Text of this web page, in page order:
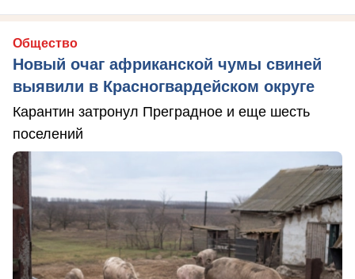
Общество
Новый очаг африканской чумы свиней
выявили в Красногвардейском округе
Карантин затронул Преградное и еще шесть
поселений